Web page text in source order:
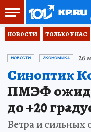
НОВОСТИ ТОЛЬКО У НАС
НОВОСТИ ЭКОНОМИКА 26
Синоптик
ПМЭФ
до +20
Ветра и сильных